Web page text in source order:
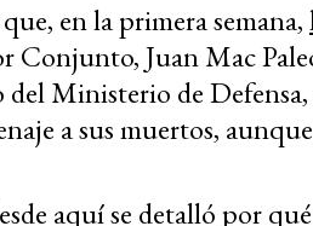
en la primera semana,
Conjunto, Juan Mac
Ministerio de
a sus muertos,
aquí se detalló por